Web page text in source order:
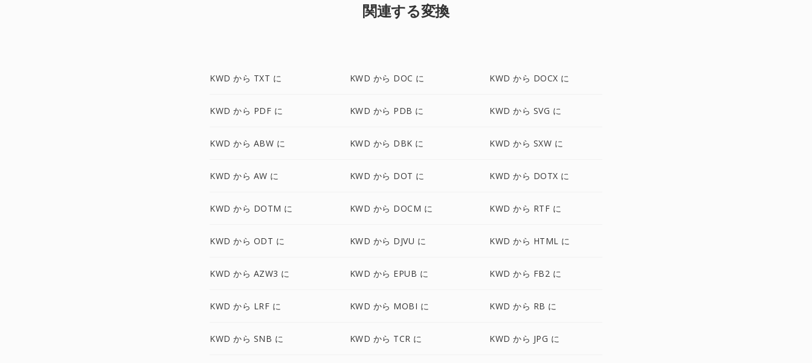
関連する変換
KWD から TXT に KWD から DOC に KWD から DOCX に
KWD から PDF に KWD から PDB に KWD から SVG に
KWD から ABW に KWD から DBK に KWD から SXW に
KWD から AW に KWD から DOT に KWD から DOTX に
KWD から DOTM に KWD から DOCM に KWD から RTF に
KWD から ODT に KWD から DJVU に KWD から HTML に
KWD から AZW3 に KWD から EPUB に KWD から FB2 に
KWD から LRF に KWD から MOBI に KWD から RB に
KWD から SNB に KWD から TCR に KWD から JPG に